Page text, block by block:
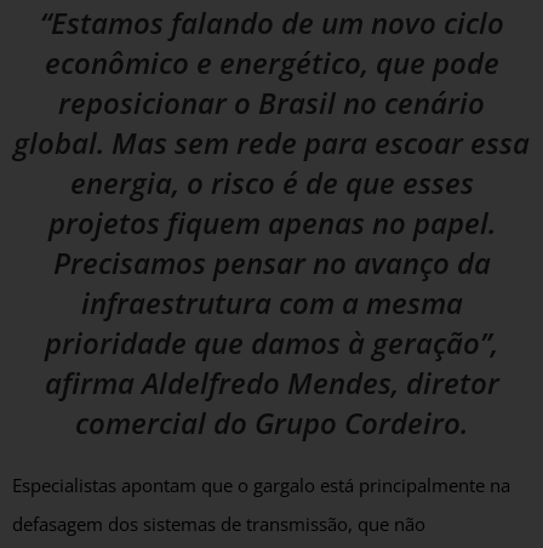
“Estamos falando de um novo ciclo
econômico e energético, que pode
reposicionar o Brasil no cenário
global. Mas sem rede para escoar essa
energia, o risco é de que esses
projetos fiquem apenas no papel.
Precisamos pensar no avanço da
infraestrutura com a mesma
prioridade que damos à geração”,
afirma Aldelfredo Mendes, diretor
comercial do Grupo Cordeiro.
Especialistas apontam que o gargalo está principalmente na
defasagem dos sistemas de transmissão, que não